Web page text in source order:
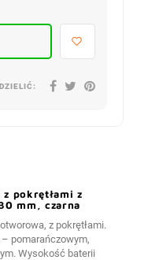
DZIELIĆ:
pokrętłami z
mm, czarna
z pokrętłami.
pomarańczowym,
Wysokość baterii